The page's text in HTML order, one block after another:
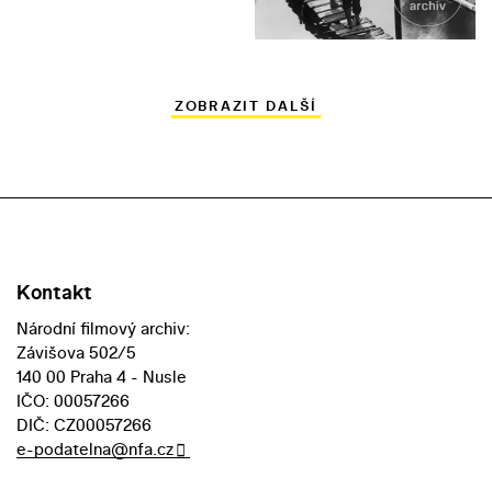
ZOBRAZIT DALŠÍ
Kontakt
Národní filmový archiv:
Závišova 502/5
140 00 Praha 4 - Nusle
IČO: 00057266
DIČ: CZ00057266
e-podatelna@nfa.cz